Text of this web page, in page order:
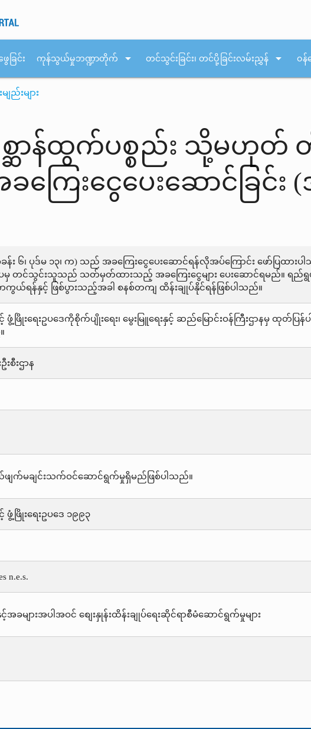
ခြင်း ကုန်သွယ်မှုဘဏ္ဍာတိုက် arrow_drop_down တင်သွင်းခြင်း၊ တင်ပို့ခြင်းလမ်းညွှန် arrow_drop_down ဝန်
ျည်းများ
ဆာန်ထွက်ပစ္စည်း သို့မဟုတ် တိ
ကြေးငွေပေးဆောင်ခြင်း
၆၊ ပုဒ်မ ၁၃၊ က) သည် အခကြေးငွေပေးဆောင်ရန်လိုအပ်ကြောင်း ဖော်ပြထား
တင်သွင်းသူသည် သတ်မှတ်ထားသည့် အခကြေးငွေများ ပေးဆောင်ရမည်။ ရည်ရွယ်ချ
ရန်နှင့် ဖြစ်ပွားသည့်အခါ စနစ်တကျ ထိန်းချုပ်နိုင်ရန်ဖြစ်ပါသည်။
င့် ဖွံ့ဖြိုးရေးဥပဒေကိုစိုက်ပျိုးရေး၊ မွေးမြူရေးနှင့် ဆည်မြောင်းဝန်ကြီးဌာနမှ
စီးဌာန
ျက်မချင်းသက်ဝင်ဆောင်ရွက်မှုရှိမည်ဖြစ်ပါသည်။
ဖွံ့ဖြိုးရေးဥပဒေ ၁၉၉၃
n.e.s.
အခများအပါအဝင် စျေးနှုန်းထိန်းချုပ်ရေးဆိုင်ရာစီမံဆောင်ရွက်မှုများ